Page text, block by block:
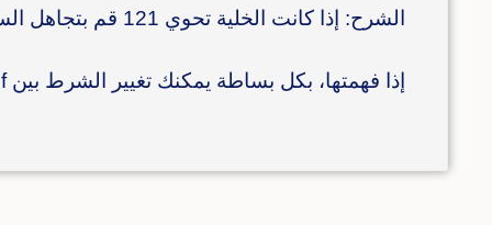
الشرح: إذا كانت الخلية تحوي 121 قم بتجاهل السطر، و إلا قم بتعديل قيمة خلية Number إلى العدد Count ثم قم بزيادة العدد Count بمقدار واحد.
إذا فهمتها، بكل بساطة يمكنك تغيير الشرط بين if وبين then حسب الأمثلة اعلاه.